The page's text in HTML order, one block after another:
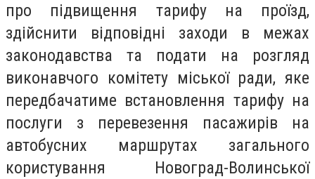
про підвищення тарифу на проїзд,
здійснити відповідні заходи в межах
законодавства та подати на розгляд
виконавчого комітету міської ради, яке
передбачатиме встановлення тарифу на
послуги з перевезення пасажирів на
автобусних маршрутах загального
користування Новоград-Волинської